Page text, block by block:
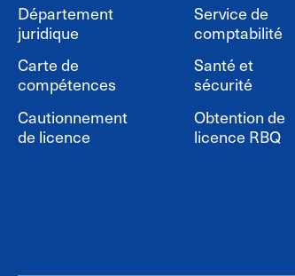
Département
juridique
Carte de
compétences
Cautionnement
de licence
Service de
comptabilité
Santé et
sécurité
Obtention de
licence RBQ